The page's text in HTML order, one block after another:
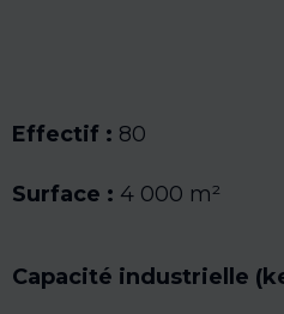
Effectif : 80
Surface : 4 000 m²
Capacité industrielle